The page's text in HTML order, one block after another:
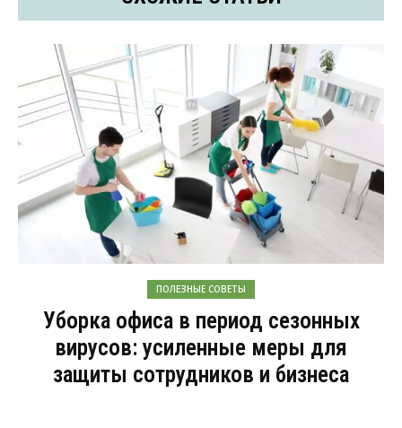
ПОЛЕЗНЫЕ СОВЕТЫ
Уборка офиса в период сезонных
вирусов: усиленные меры для
защиты сотрудников и бизнеса